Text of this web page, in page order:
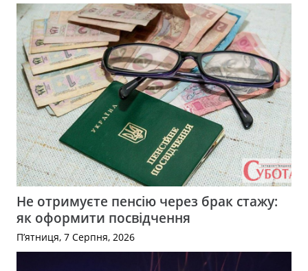
Не отримуєте пенсію через брак стажу:
як оформити посвідчення
П’ятниця, 7 Серпня, 2026